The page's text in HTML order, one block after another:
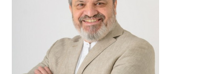
Guarda mi nombre, correo electrónico y web en
este navegador para la próxima vez que
comente.
Este sitio esta protegido por